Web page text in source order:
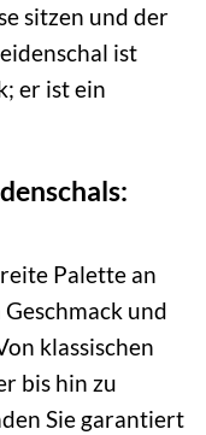
sitzen und der
ist
er ist ein
Palette an
und
klassischen
bis hin zu
Sie garantiert